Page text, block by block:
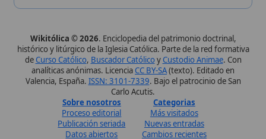
Canal de WhatsApp
Perfil de Instagram
Síguenos · @wikitolica